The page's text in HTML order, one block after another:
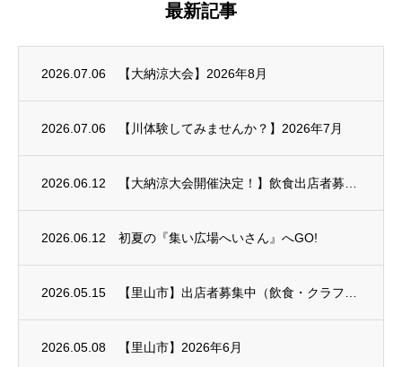
最新記事
2026.07.06 【大納涼大会】2026年8月
2026.07.06 【川体験してみませんか？】2026年7月
2026.06.12
2026.06.12 初夏の『集い広場へいさん』へGO!
2026.05.15
2026.05.08 【里山市】2026年6月